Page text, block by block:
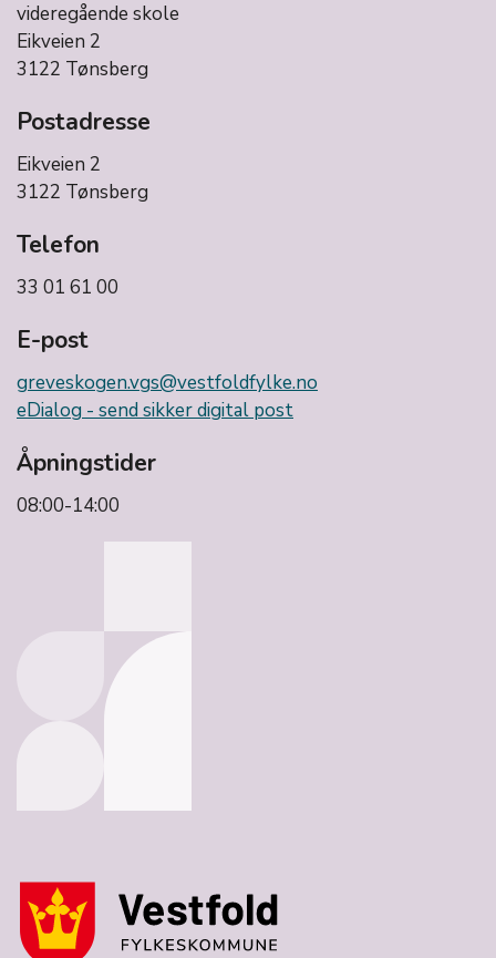
videregående skole
Eikveien 2
3122 Tønsberg
Postadresse
Eikveien 2
3122 Tønsberg
Telefon
33 01 61 00
E-post
greveskogen.vgs@vestfoldfylke.no
eDialog - send sikker digital post
Åpningstider
08:00-14:00